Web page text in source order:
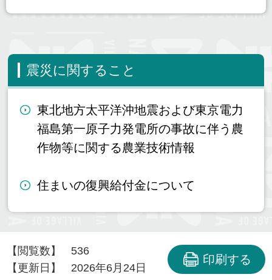
震災に関すること
東北地方太平洋沖地震および東京電力
福島第一原子力発電所の事故に伴う農
作物等に関する農業技術情報
住まいの復興給付金について
【閲覧数】
536
【更新日】
2026年6月24日
印刷する